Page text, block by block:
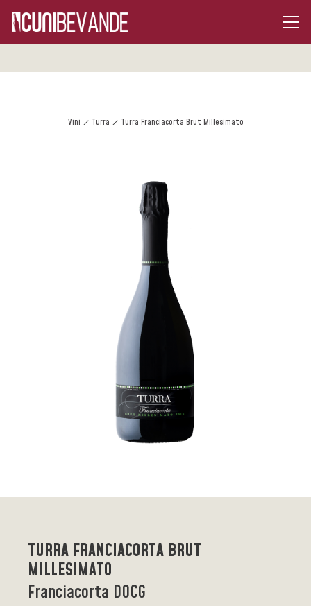
Vini Turra Turra Franciacorta Brut Millesimato
TURRA FRANCIACORTA BRUT
MILLESIMATO
Franciacorta DOCG